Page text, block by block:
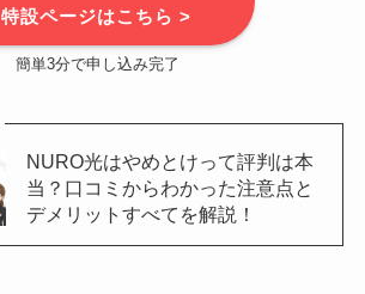
特設ページはこちら >
簡単3分で申し込み完了
NURO光はやめとけって評判は本
当？口コミからわかった注意点と
デメリットすべてを解説！